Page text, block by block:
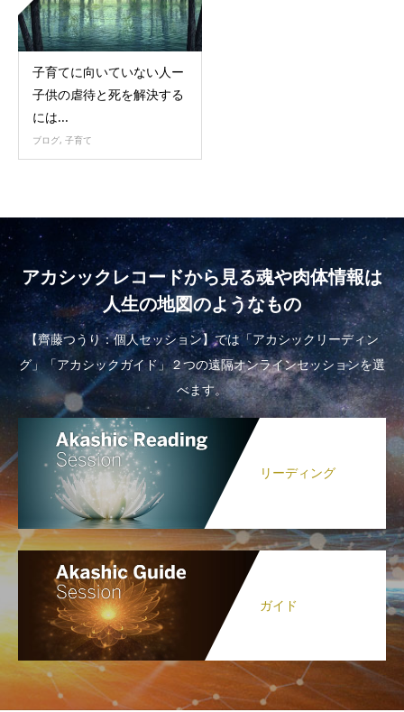
子育てに向いていない人ー
子供の虐待と死を解決する
には...
ブログ, 子育て
アカシックレコードから見る魂や肉体情報は
人生の地図のようなもの
【齊藤つうり：個人セッション】では「アカシックリーディン
グ」「アカシックガイド」２つの遠隔オンラインセッションを選
べます。
リーディング
ガイド